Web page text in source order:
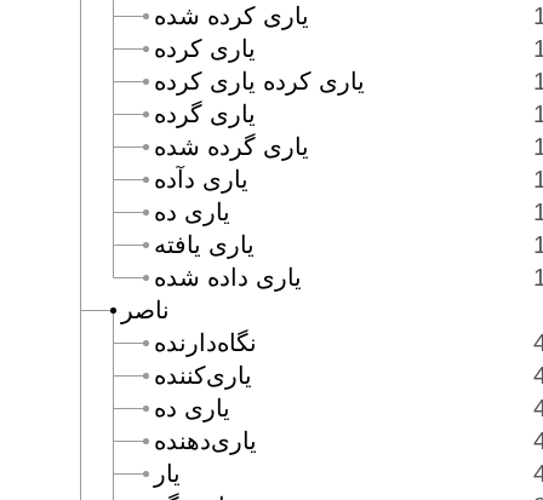
ناصر
يارى كرده شده
يارى كرده
يارى كرده يارى كرده
يارى گرده
يارى گرده شده
يارى دآده
يارى ده
يارى يافته
يارى داده شده
نگاه‌دارنده
يارى‌كننده
يارى ده
يارى‌دهنده
يار